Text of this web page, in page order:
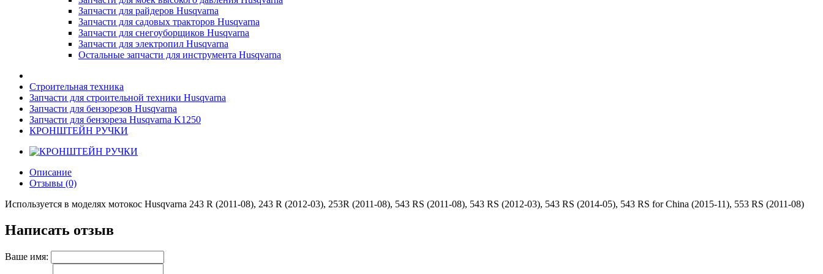
Запчасти для райдеров Husqvarna
Запчасти для садовых тракторов Husqvarna
Запчасти для снегоуборщиков Husqvarna
Запчасти для электропил Husqvarna
Остальные запчасти для инструмента Husqvarna
Строительная техника
Запчасти для строительной техники Husqvarna
Запчасти для бензорезов Husqvarna
Запчасти для бензореза Husqvarna K1250
КРОНШТЕЙН РУЧКИ
Описание
Отзывы (0)
Используется в моделях мотокос Husqvarna 243 R (2011-08), 243 R (2012-03), 253R (2011-08), 543 RS (2011-08), 543 RS (2012-03), 543 RS (2014-05), 543 RS for China (2015-11), 553 RS (2011-08)
Написать отзыв
Ваше имя: